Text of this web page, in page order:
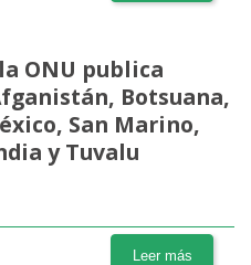
ONU publica
Botsuana,
San Marino,
y Tuvalu
Leer más